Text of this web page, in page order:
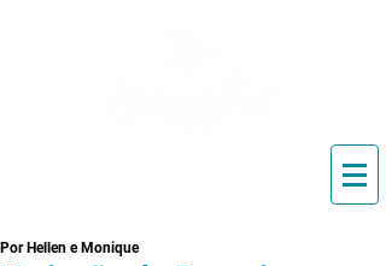
Por Hellen e Monique